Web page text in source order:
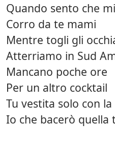
Quando sento che
Corro da te mami
Mentre togli gli
Atterriamo in Sud
Mancano poche ore
Per un altro cocktail
Tu vestita solo con
Io che bacerò quella